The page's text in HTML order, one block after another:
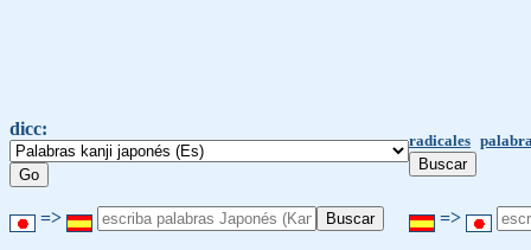
dicc:
radicales
=> =>